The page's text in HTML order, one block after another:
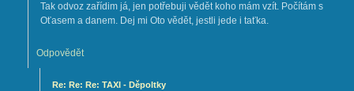
Tak odvoz zařídim já, jen potřebuji vědět koho mám vzít. Počítám s
Oťasem a danem. Dej mi Oto vědět, jestli jede i taťka.
Odpovědět
Re: Re: Re: TAXI - Děpoltky